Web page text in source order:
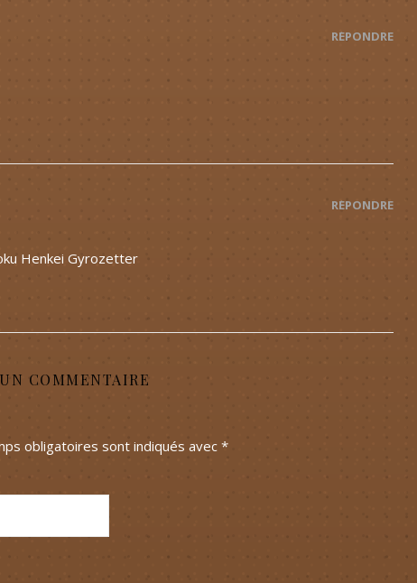
RÉPONDRE
RÉPONDRE
Henkei Gyrozetter
COMMENTAIRE
obligatoires sont indiqués avec *